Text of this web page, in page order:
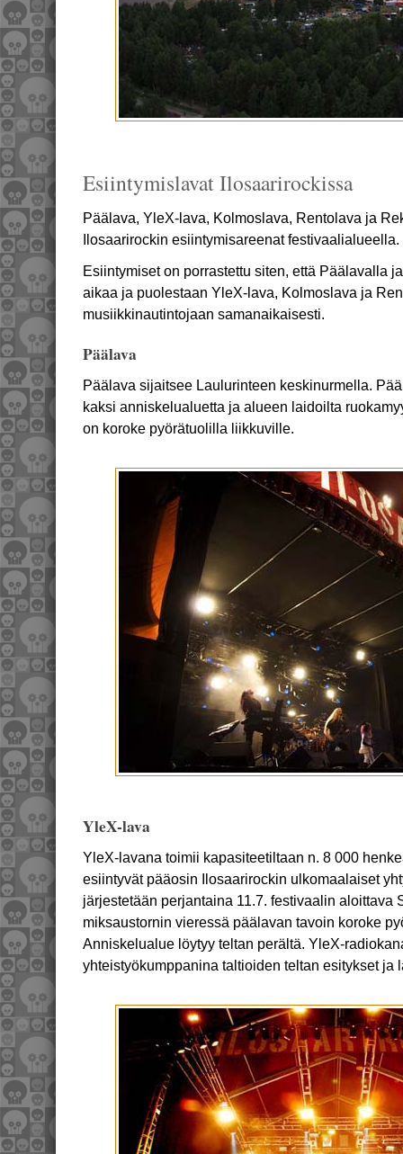
Esiintymislavat Ilosaarirockissa
Päälava, YleX-lava, Kolmoslava, Rentolava ja
Ilosaarirockin esiintymisareenat festivaalialueella.
Esiintymiset on porrastettu siten, että Päälavalla
aikaa ja puolestaan YleX-lava, Kolmoslava ja
musiikkinautintojaan samanaikaisesti.
Päälava
Päälava sijaitsee Laulurinteen keskinurmella.
kaksi anniskelualuetta ja alueen laidoilta
on koroke pyörätuolilla liikkuville.
YleX-lava
YleX-lavana toimii kapasiteetiltaan n. 8 000
esiintyvät pääosin Ilosaarirockin ulkomaalaiset
järjestetään perjantaina 11.7. festivaalin aloittava
miksaustornin vieressä päälavan tavoin koroke
Anniskelualue löytyy teltan perältä. YleX-
yhteistyökumppanina taltioiden teltan esitykset ja